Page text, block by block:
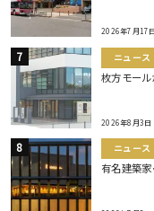
2026年7月17日
ニュース
枚方モー
2026年8月3日
ニュース
有名建築